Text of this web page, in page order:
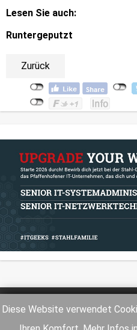
Diese Website verwendet
Lesen Sie auch:
Runtergeputzt
Zurück